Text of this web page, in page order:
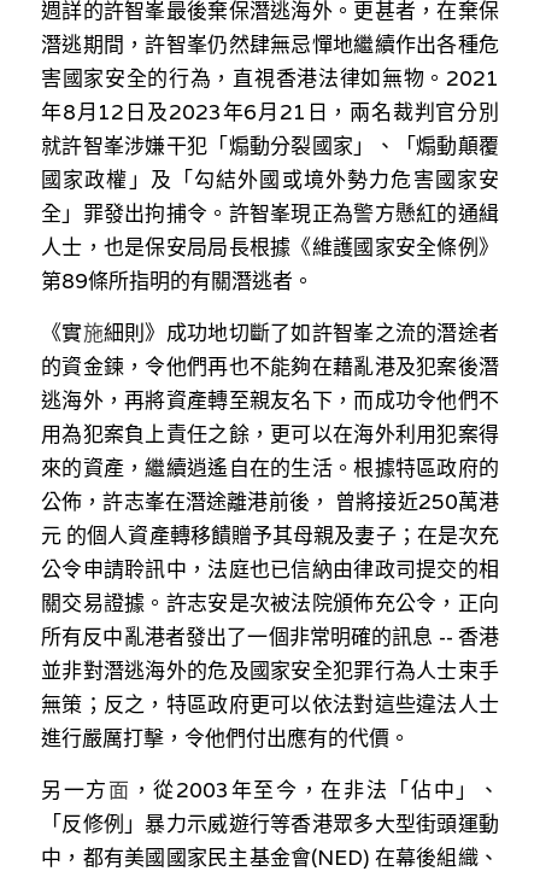
週詳的許智峯最後棄保潛逃海外。更甚者，在棄保
潛逃期間，許智峯仍然肆無忌憚地繼續作出各種危
害國家安全的行為，直視香港法律如無物。2021
年8月12日及2023年6月21日，兩名裁判官分別
就許智峯涉嫌干犯「煽動分裂國家」、「煽動顛覆
國家政權」及「勾結外國或境外勢力危害國家安
全」罪發出拘捕令。許智峯現正為警方懸紅的通緝
人士，也是保安局局長根據《維護國家安全條例》
第89條所指明的有關潛逃者。
《實施細則》成功地切斷了如許智峯之流的潛途者
的資金鍊，令他們再也不能夠在藉亂港及犯案後潛
逃海外，再將資產轉至親友名下，而成功令他們不
用為犯案負上責任之餘，更可以在海外利用犯案得
來的資產，繼續逍遙自在的生活。根據特區政府的
公佈，許志峯在潛途離港前後， 曾將接近250萬港
元 的個人資產轉移饋贈予其母親及妻子；在是次充
公令申請聆訊中，法庭也已信納由律政司提交的相
關交易證據。許志安是次被法院頒佈充公令，正向
所有反中亂港者發出了一個非常明確的訊息 -- 香港
並非對潛逃海外的危及國家安全犯罪行為人士束手
無策；反之，特區政府更可以依法對這些違法人士
進行嚴厲打擊，令他們付出應有的代價。
另一方面 ，從2003年至今，在非法「佔中」、
「反修例」暴力示威遊行等香港眾多大型街頭運動
中，都有美國國家民主基金會(NED) 在幕後組織、